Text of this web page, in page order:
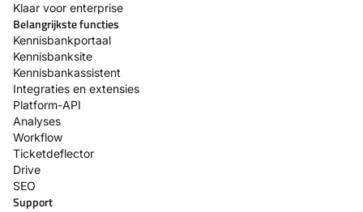
Klaar voor enterprise
Belangrijkste functies
Kennisbankportaal
Kennisbanksite
Kennisbankassistent
Integraties en extensies
Platform-API
Analyses
Workflow
Ticketdeflector
Drive
SEO
Support